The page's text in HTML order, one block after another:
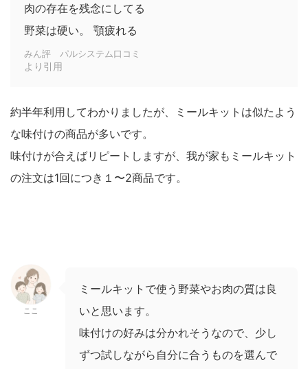
肉の存在を残念にしてる
野菜は硬い。 顎疲れる
みん評 パルシステム口コミ
より引用
約半年利用してわかりましたが、ミールキットは似たよう
な味付けの商品が多いです。
味付けが合えばリピートしますが、我が家もミールキット
の注文は1回につき１〜2商品です。
ここ
ミールキットで使う野菜やお肉の質は良
いと思います。
味付けの好みは分かれそうなので、少し
ずつ試しながら自分に合うものを選んで